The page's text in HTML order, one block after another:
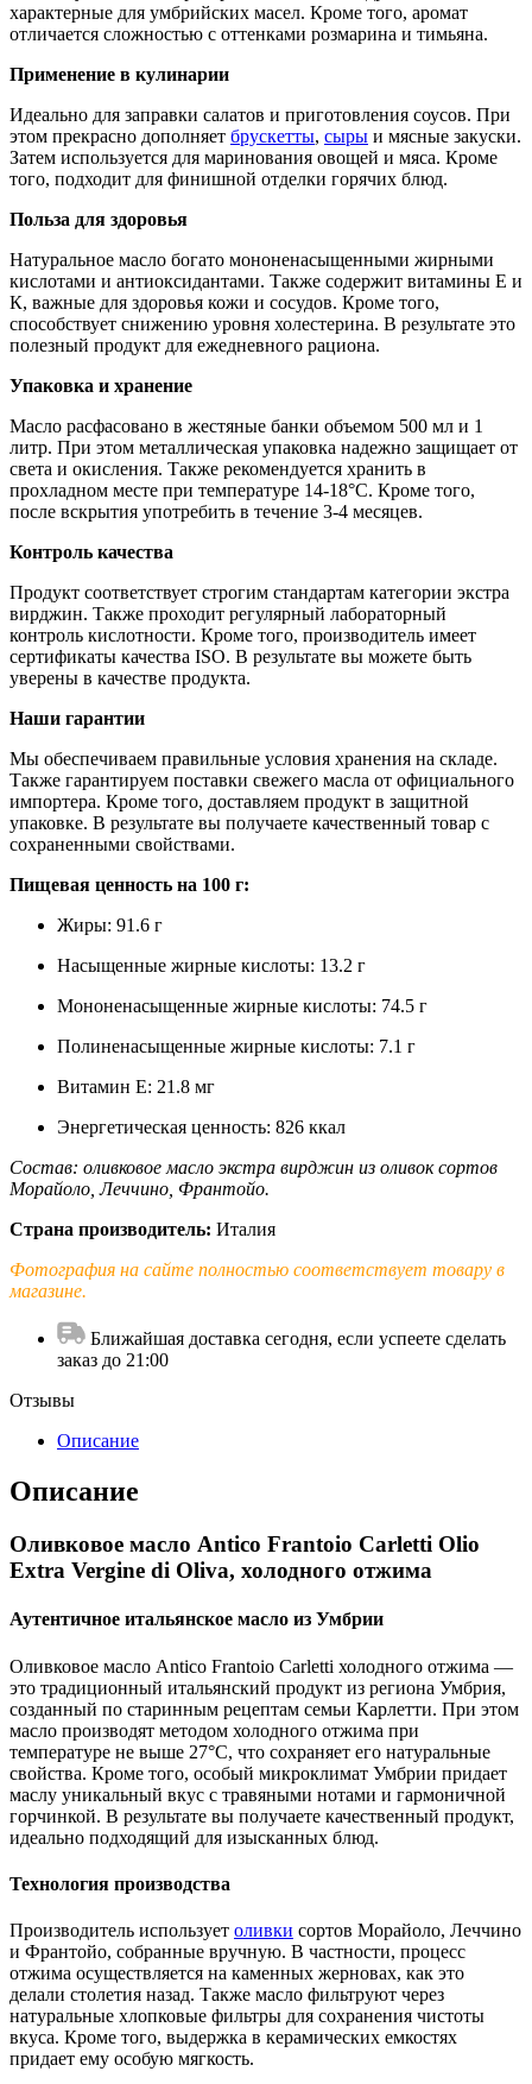
характерные для умбрийских масел. Кроме того, аромат
отличается сложностью с оттенками розмарина и тимьяна.
Применение в кулинарии
Идеально для заправки салатов и приготовления соусов. При
этом прекрасно дополняет брускетты, сыры и мясные закуски.
Затем используется для маринования овощей и мяса. Кроме
того, подходит для финишной отделки горячих блюд.
Польза для здоровья
Натуральное масло богато мононенасыщенными жирными
кислотами и антиоксидантами. Также содержит витамины Е и
К, важные для здоровья кожи и сосудов. Кроме того,
способствует снижению уровня холестерина. В результате это
полезный продукт для ежедневного рациона.
Упаковка и хранение
Масло расфасовано в жестяные банки объемом 500 мл и 1
литр. При этом металлическая упаковка надежно защищает от
света и окисления. Также рекомендуется хранить в
прохладном месте при температуре 14-18°C. Кроме того,
после вскрытия употребить в течение 3-4 месяцев.
Контроль качества
Продукт соответствует строгим стандартам категории экстра
вирджин. Также проходит регулярный лабораторный
контроль кислотности. Кроме того, производитель имеет
сертификаты качества ISO. В результате вы можете быть
уверены в качестве продукта.
Наши гарантии
Мы обеспечиваем правильные условия хранения на складе.
Также гарантируем поставки свежего масла от официального
импортера. Кроме того, доставляем продукт в защитной
упаковке. В результате вы получаете качественный товар с
сохраненными свойствами.
Пищевая ценность на 100 г:
Жиры: 91.6 г
Насыщенные жирные кислоты: 13.2 г
Мононенасыщенные жирные кислоты: 74.5 г
Полиненасыщенные жирные кислоты: 7.1 г
Витамин E: 21.8 мг
Энергетическая ценность: 826 ккал
Состав: оливковое масло экстра вирджин из оливок сортов
Морайоло, Леччино, Франтойо.
Страна производитель: Италия
Фотография на сайте полностью соответствует товару в
магазине.
Ближайшая доставка сегодня, если успеете сделать
заказ до 21:00
Отзывы
Описание
Описание
Оливковое масло Antico Frantoio Carletti Olio
Extra Vergine di Oliva, холодного отжима
Аутентичное итальянское масло из Умбрии
Оливковое масло Antico Frantoio Carletti холодного отжима —
это традиционный итальянский продукт из региона Умбрия,
созданный по старинным рецептам семьи Карлетти. При этом
масло производят методом холодного отжима при
температуре не выше 27°C, что сохраняет его натуральные
свойства. Кроме того, особый микроклимат Умбрии придает
маслу уникальный вкус с травяными нотами и гармоничной
горчинкой. В результате вы получаете качественный продукт,
идеально подходящий для изысканных блюд.
Технология производства
Производитель использует оливки сортов Морайоло, Леччино
и Франтойо, собранные вручную. В частности, процесс
отжима осуществляется на каменных жерновах, как это
делали столетия назад. Также масло фильтруют через
натуральные хлопковые фильтры для сохранения чистоты
вкуса. Кроме того, выдержка в керамических емкостях
придает ему особую мягкость.